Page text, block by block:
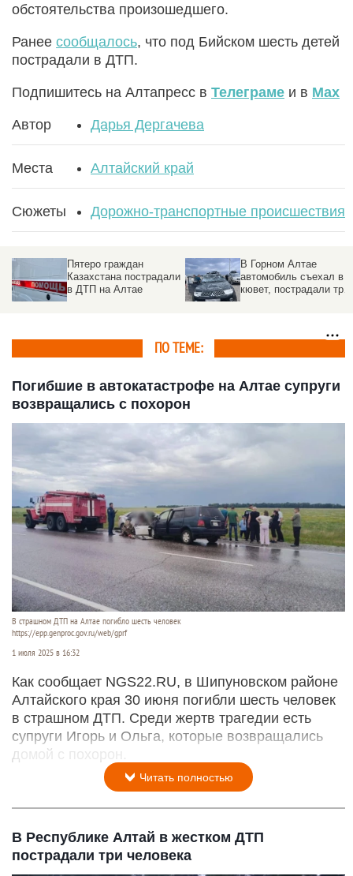
обстоятельства произошедшего.
Ранее сообщалось, что под Бийском шесть детей
пострадали в ДТП.
Подпишитесь на Алтапресс в Телеграме и в Max
Автор Дарья Дергачева
Места Алтайский край
Сюжеты Дорожно-транспортные происшествия
В Горном Алтае
автомобиль съехал в
кювет, пострадали три
В массовое ДТП попал
замгубернатора
российского региона
ПО ТЕМЕ:
Погибшие в автокатастрофе на Алтае супруги
возвращались с похорон
В страшном ДТП на Алтае погибло шесть человек
https://epp.genproc.gov.ru/web/gprf
1 июля 2025 в 16:32
Как сообщает NGS22.RU, в Шипуновском районе
Алтайского края 30 июня погибли шесть человек
в страшном ДТП. Среди жертв трагедии есть
супруги Игорь и Ольга, которые возвращались
домой с похорон.
Читать полностью
В Республике Алтай в жестком ДТП
пострадали три человека